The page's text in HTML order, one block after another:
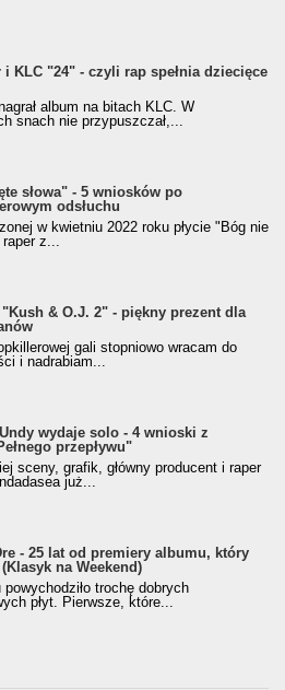
KLC "24" - czyli rap spełnia dziecięce
album na bitach KLC. W
snach nie przypuszczał,...
słowa" - 5 wniosków po
odsłuchu
w kwietniu 2022 roku płycie "Bóg nie
z...
& O.J. 2" - piękny prezent dla
gali stopniowo wracam do
i nadrabiam...
wydaje solo - 4 wnioski z
przepływu"
sceny, grafik, główny producent i raper
już...
- 25 lat od premiery albumu, który
na Weekend)
powychodziło trochę dobrych
płyt. Pierwsze, które...